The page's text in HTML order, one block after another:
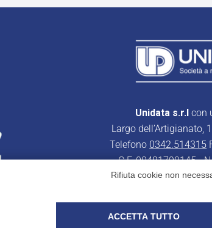
Unidata s.r.l con
Largo dell’Artigianato,
Telefono 0342.514315
C.F. 00481790145 -
PEC:
Rifiuta cookie non
ACCETTA TUTTO